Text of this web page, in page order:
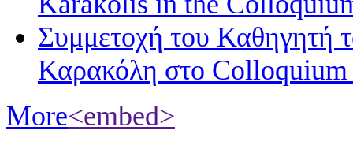
Συμμετοχή του Καθηγητή
Καρακόλη στο Colloquium
More<embed>